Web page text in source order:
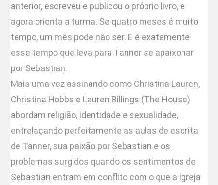
anterior, escreveu e publicou o próprio livro, e
agora orienta a turma. Se quatro meses é muito
tempo, um mês pode não ser. E é exatamente
esse tempo que leva para Tanner se apaixonar
por Sebastian.
Mais uma vez assinando como Christina Lauren,
Christina Hobbs e Lauren Billings (The House)
abordam religião, identidade e sexualidade,
entrelaçando perfeitamente as aulas de escrita
de Tanner, sua paixão por Sebastian e os
problemas surgidos quando os sentimentos de
Sebastian entram em conflito com o que a igreja